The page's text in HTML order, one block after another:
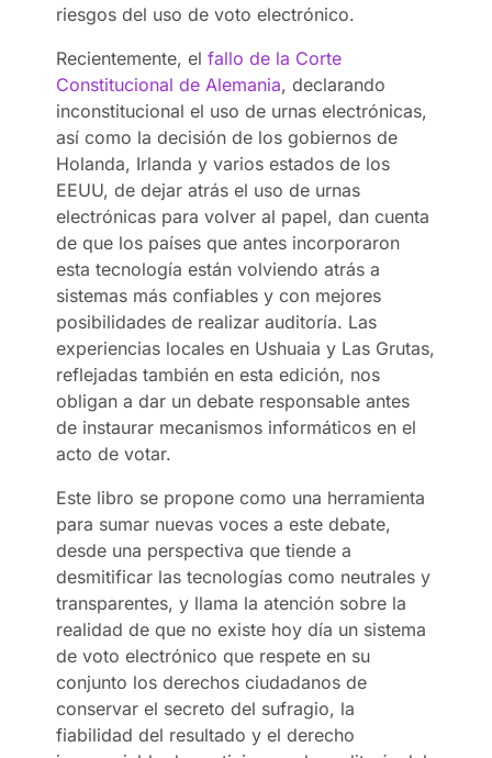
riesgos del uso de voto electrónico.
Recientemente, el fallo de la Corte
Constitucional de Alemania, declarando
inconstitucional el uso de urnas electrónicas,
así como la decisión de los gobiernos de
Holanda, Irlanda y varios estados de los
EEUU, de dejar atrás el uso de urnas
electrónicas para volver al papel, dan cuenta
de que los países que antes incorporaron
esta tecnología están volviendo atrás a
sistemas más confiables y con mejores
posibilidades de realizar auditoría. Las
experiencias locales en Ushuaia y Las Grutas,
reflejadas también en esta edición, nos
obligan a dar un debate responsable antes
de instaurar mecanismos informáticos en el
acto de votar.
Este libro se propone como una herramienta
para sumar nuevas voces a este debate,
desde una perspectiva que tiende a
desmitificar las tecnologías como neutrales y
transparentes, y llama la atención sobre la
realidad de que no existe hoy día un sistema
de voto electrónico que respete en su
conjunto los derechos ciudadanos de
conservar el secreto del sufragio, la
fiabilidad del resultado y el derecho